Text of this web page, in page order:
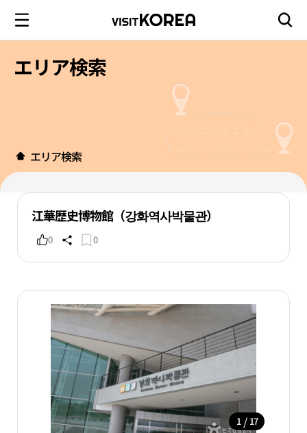
エリア検索
エリア検索
江華歴史博物館（강화역사박물관）
0 0
1 / 17